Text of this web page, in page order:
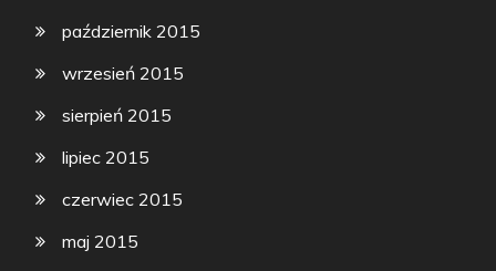
październik 2015
wrzesień 2015
sierpień 2015
lipiec 2015
czerwiec 2015
maj 2015